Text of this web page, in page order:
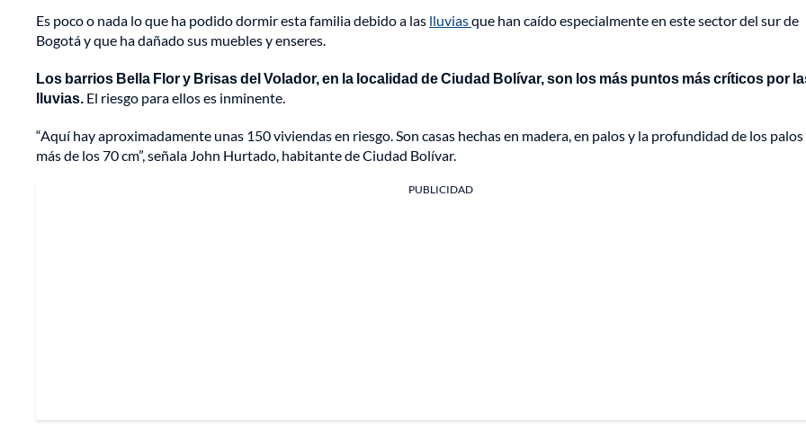
Es poco o nada lo que ha podido dormir esta familia debido a las lluviasque han caído especialmente en este sector del sur de
Bogotá y que ha dañado sus muebles y enseres.
Los barrios Bella Flor y Brisas del Volador, en la localidad de Ciudad Bolívar, son los más puntos más críticos por
lluvias. El riesgo para ellos es inminente.
“Aquí hay aproximadamente unas 150 viviendas en riesgo. Son casas hechas en madera, en palos y la profundidad de los
más de los 70 cm”, señala John Hurtado, habitante de Ciudad Bolívar.
PUBLICIDAD